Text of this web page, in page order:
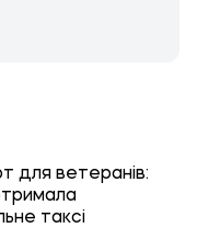
для ветеранів:
таксі